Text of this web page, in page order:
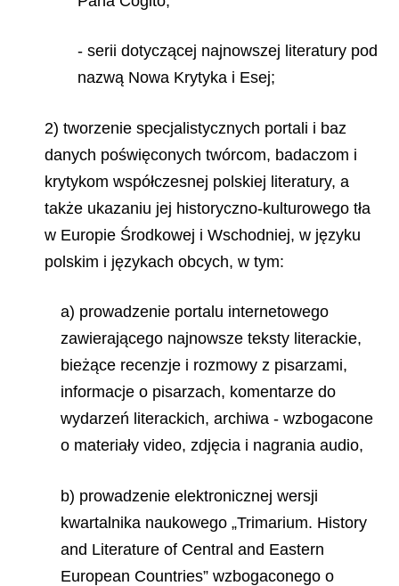
- serii dotyczącej najnowszej literatury pod
nazwą Nowa Krytyka i Esej;
2) tworzenie specjalistycznych portali i baz
danych poświęconych twórcom, badaczom i
krytykom współczesnej polskiej literatury, a
także ukazaniu jej historyczno-kulturowego tła
w Europie Środkowej i Wschodniej, w języku
polskim i językach obcych, w tym:
a) prowadzenie portalu internetowego
zawierającego najnowsze teksty literackie,
bieżące recenzje i rozmowy z pisarzami,
informacje o pisarzach, komentarze do
wydarzeń literackich, archiwa - wzbogacone
o materiały video, zdjęcia i nagrania audio,
b) prowadzenie elektronicznej wersji
kwartalnika naukowego „Trimarium. History
and Literature of Central and Eastern
European Countries” wzbogaconego o